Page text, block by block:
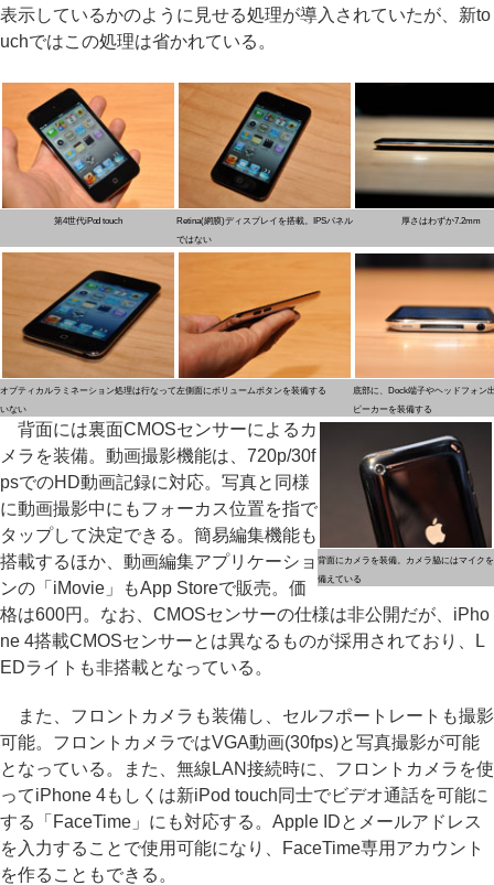
表示しているかのように見せる処理が導入されていたが、新to
uchではこの処理は省かれている。
第4世代iPod touch
Retina(網膜)ディスプレイを搭載。IPSパネル
ではない
厚さはわずか7.2mm
オプティカルラミネーション処理は行なって
いない
左側面にボリュームボタンを装備する
底部に、Dock端子やヘッドフォン
ピーカーを装備する
背面にカメラを装備。カメラ脇にはマイクを
備えている
背面には裏面CMOSセンサーによるカ
メラを装備。動画撮影機能は、720p/30f
psでのHD動画記録に対応。写真と同様
に動画撮影中にもフォーカス位置を指で
タップして決定できる。簡易編集機能も
搭載するほか、動画編集アプリケーショ
ンの「iMovie」もApp Storeで販売。価
格は600円。なお、CMOSセンサーの仕様は非公開だが、iPho
ne 4搭載CMOSセンサーとは異なるものが採用されており、L
EDライトも非搭載となっている。
また、フロントカメラも装備し、セルフポートレートも撮影
可能。フロントカメラではVGA動画(30fps)と写真撮影が可能
となっている。また、無線LAN接続時に、フロントカメラを使
ってiPhone 4もしくは新iPod touch同士でビデオ通話を可能に
する「FaceTime」にも対応する。Apple IDとメールアドレス
を入力することで使用可能になり、FaceTime専用アカウント
を作ることもできる。